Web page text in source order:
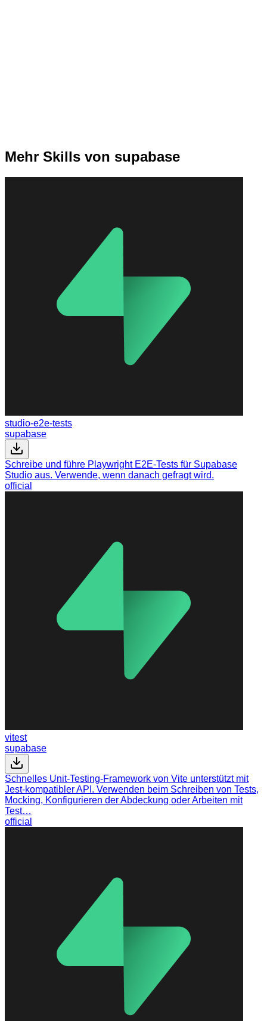
Mehr Skills von supabase
studio-e2e-tests
supabase
Schreibe und führe Playwright E2E-Tests für Supabase
Studio aus. Verwende, wenn danach gefragt wird.
official
vitest
supabase
Schnelles Unit-Testing-Framework von Vite unterstützt mit
Jest-kompatibler API. Verwenden beim Schreiben von Tests,
Mocking, Konfigurieren der Abdeckung oder Arbeiten mit
Test…
official